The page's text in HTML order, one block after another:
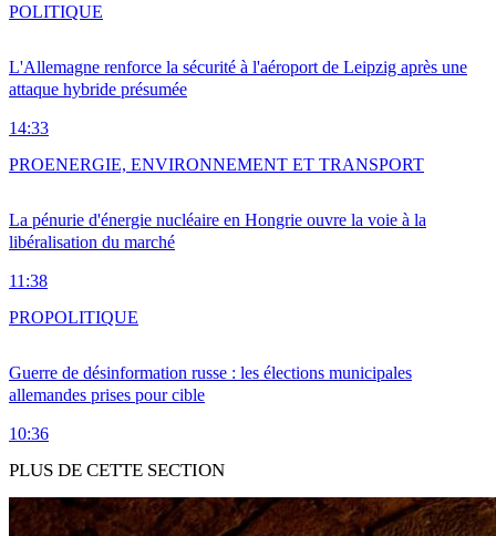
L'Allemagne renforce la sécurité à l'aéroport de Leipzig après une
attaque hybride présumée
14:33
POLITIQUE
La pénurie d'énergie nucléaire en Hongrie ouvre la voie à la
libéralisation du marché
11:38
PROENERGIE, ENVIRONNEMENT ET TRANSPORT
Guerre de désinformation russe : les élections municipales
allemandes prises pour cible
10:36
PROPOLITIQUE
PLUS DE CETTE SECTION